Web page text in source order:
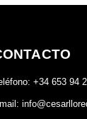
+34 653 94